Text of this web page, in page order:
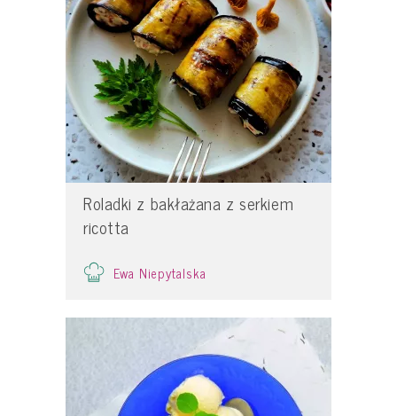
Roladki z bakłażana z serkiem
ricotta
Ewa Niepytalska